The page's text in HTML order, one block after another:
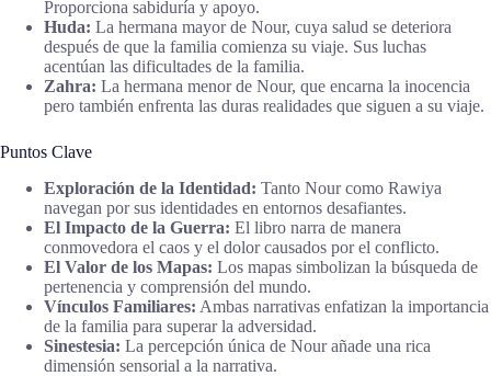
Proporciona sabiduría y apoyo.
Huda: La hermana mayor de Nour, cuya salud se deteriora
después de que la familia comienza su viaje. Sus luchas
acentúan las dificultades de la familia.
Zahra: La hermana menor de Nour, que encarna la inocencia
pero también enfrenta las duras realidades que siguen a su viaje.
Puntos Clave
Exploración de la Identidad: Tanto Nour como Rawiya
navegan por sus identidades en entornos desafiantes.
El Impacto de la Guerra: El libro narra de manera
conmovedora el caos y el dolor causados por el conflicto.
El Valor de los Mapas: Los mapas simbolizan la búsqueda de
pertenencia y comprensión del mundo.
Vínculos Familiares: Ambas narrativas enfatizan la importancia
de la familia para superar la adversidad.
Sinestesia: La percepción única de Nour añade una rica
dimensión sensorial a la narrativa.